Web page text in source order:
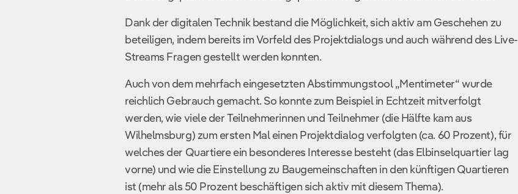
Dank der digitalen Technik bestand die Möglichkeit, sich aktiv am Geschehen zu
beteiligen, indem bereits im Vorfeld des Projektdialogs und auch während des Live-
Streams Fragen gestellt werden konnten.
Auch von dem mehrfach eingesetzten Abstimmungstool „Mentimeter“ wurde
reichlich Gebrauch gemacht. So konnte zum Beispiel in Echtzeit mitverfolgt
werden, wie viele der Teilnehmerinnen und Teilnehmer (die Hälfte kam aus
Wilhelmsburg) zum ersten Mal einen Projektdialog verfolgten (ca. 60 Prozent), für
welches der Quartiere ein besonderes Interesse besteht (das Elbinselquartier lag
vorne) und wie die Einstellung zu Baugemeinschaften in den künftigen Quartieren
ist (mehr als 50 Prozent beschäftigen sich aktiv mit diesem Thema).